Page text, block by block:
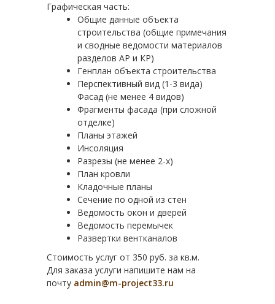
Графическая часть:
Общие данные объекта
строительства (общие примечания
и сводные ведомости материалов
разделов АР и КР)
Генплан объекта строительства
Перспективный вид (1-3 вида)
Фасад (не менее 4 видов)
Фрагменты фасада (при сложной
отделке)
Планы этажей
Инсоляция
Разрезы (не менее 2-х)
План кровли
Кладочные планы
Сечение по одной из стен
Ведомость окон и дверей
Ведомость перемычек
Развертки вентканалов
Стоимость услуг от 350 руб. за кв.м.
Для заказа услуги напишите нам на
почту admin@m-project33.ru